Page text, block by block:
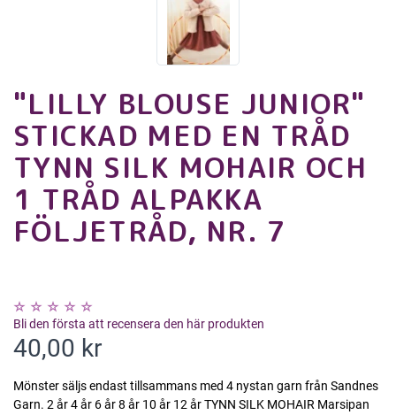
"LILLY BLOUSE JUNIOR"
STICKAD MED EN TRÅD
TYNN SILK MOHAIR OCH
1 TRÅD ALPAKKA
FÖLJETRÅD, NR. 7
Bli den första att recensera den här produkten
40,00 kr
Mönster säljs endast tillsammans med 4 nystan garn från Sandnes
Garn. 2 år 4 år 6 år 8 år 10 år 12 år TYNN SILK MOHAIR Marsipan